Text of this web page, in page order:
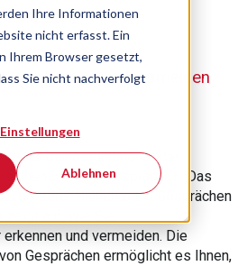
Ihre Informationen
nicht erfasst. Ein
Ihrem Browser gesetzt,
Sie nicht nachverfolgt
Ablehnen
verfügbar
erkennen und vermeiden
ist die
Einkaufsgespräches. Das
größerer Sicherheit in Gesprächen
und vermeiden. Die
Gesprächen ermöglicht es Ihnen,